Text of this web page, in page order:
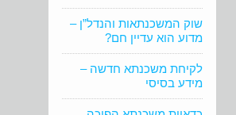
שוק המשכנתאות והנדל”ן –
מדוע הוא עדיין חם?
לקיחת משכנתא חדשה –
מידע בסיסי